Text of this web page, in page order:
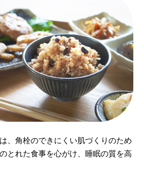
、角栓のできにくい肌づくりのため
とれた食事を心がけ、睡眠の質を高